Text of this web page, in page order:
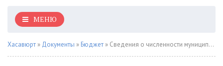
МЕНЮ
Хасавюрт » Документы » Бюджет » Сведения о численности муниципальных служащих, работников муниципальных учреждений с указанием фактических расходов на их оплату заработной платы за 2020 год